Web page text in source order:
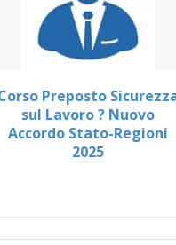
Preposto
sul Lavoro ? Nuovo
Accordo Stato-Regioni
2025